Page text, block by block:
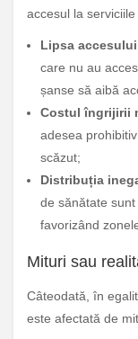
accesul la serviciile
Lipsa
care nu au
șanse să aibă
Costul îngrijirii
adesea
scăzut;
Distribuția
de sănătate
favorizând
Mituri sau
Câteodată, în
este afectată de